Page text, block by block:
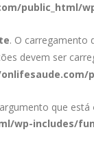
public_html/
. O carregamento
devem ser
que está
wp-includes/